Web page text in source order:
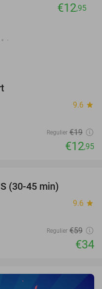
€12,95
9.6 star
Regulier €19
€12,95
(30-45 min)
9.6 star
Regulier €59
€34